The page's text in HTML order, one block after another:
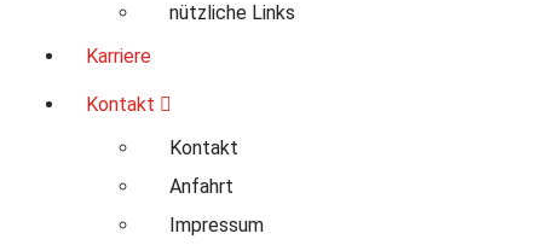
nützliche Links
Karriere
Kontakt
Kontakt
Anfahrt
Impressum